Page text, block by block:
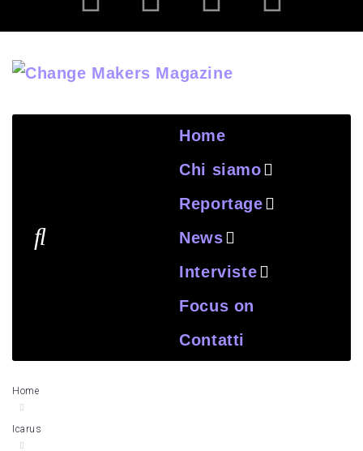
Home
Chi siamo
Reportage
News
Interviste
Focus on
Contatti
Home
Icarus